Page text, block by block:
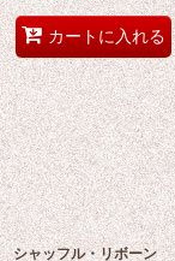
カートに入れる
シャッフル・リボーン